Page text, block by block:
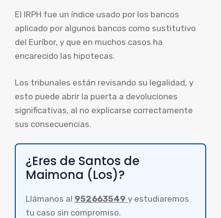
El IRPH fue un índice usado por los bancos
aplicado por algunos bancos como sustitutivo
del Euríbor, y que en muchos casos ha
encarecido las hipotecas.
Los tribunales están revisando su legalidad, y
esto puede abrir la puerta a devoluciones
significativas, al no explicarse correctamente
sus consecuencias.
¿Eres de Santos de
Maimona (Los)?
Llámanos al 952663549 y estudiaremos
tu caso sin compromiso.